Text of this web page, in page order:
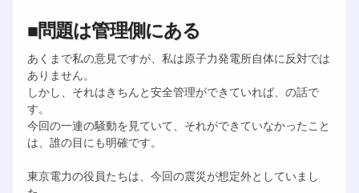
■問題は管理側にある
あくまで私の意見ですが、私は原子力発電所自体に反対では
ありません。
しかし、それはきちんと安全管理ができていれば、の話で
す。
今回の一連の騒動を見ていて、それができていなかったこと
は、誰の目にも明確です。
東京電力の役員たちは、今回の震災が想定外としていまし